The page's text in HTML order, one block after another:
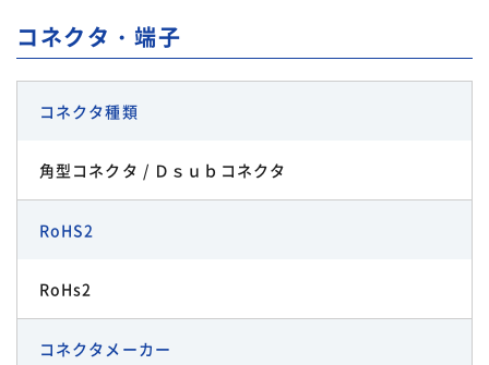
コネクタ・端子
コネクタ種類
角型コネクタ / Ｄｓｕｂコネクタ
RoHS2
RoHs2
コネクタメーカー